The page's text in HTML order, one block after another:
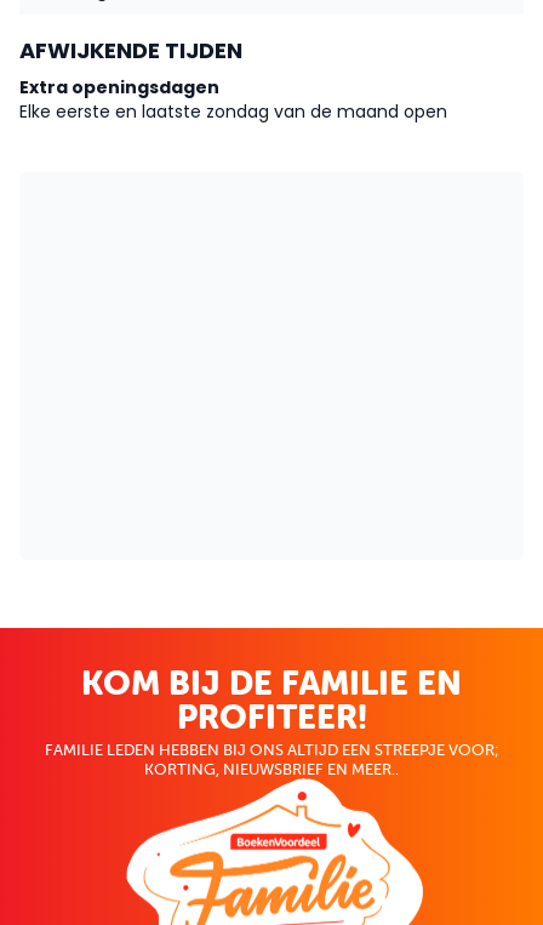
AFWIJKENDE TIJDEN
Extra openingsdagen
Elke eerste en laatste zondag van de maand open
KOM BIJ DE FAMILIE EN
PROFITEER!
FAMILIE LEDEN HEBBEN BIJ ONS ALTIJD EEN STREEPJE VOOR;
KORTING, NIEUWSBRIEF EN MEER..